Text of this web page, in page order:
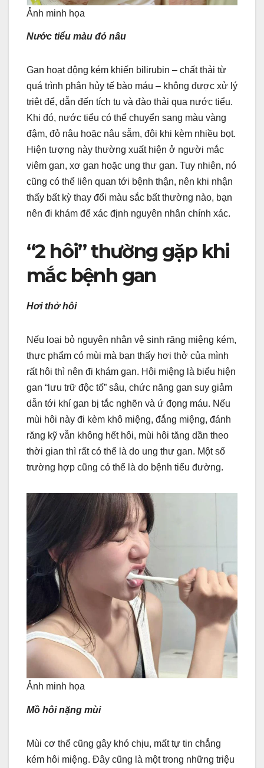
Ảnh minh họa
Nước tiểu màu đỏ nâu
Gan hoạt động kém khiến bilirubin – chất thải từ
quá trình phân hủy tế bào máu – không được xử lý
triệt để, dẫn đến tích tụ và đào thải qua nước tiểu.
Khi đó, nước tiểu có thể chuyển sang màu vàng
đậm, đỏ nâu hoặc nâu sẫm, đôi khi kèm nhiều bọt.
Hiện tượng này thường xuất hiện ở người mắc
viêm gan, xơ gan hoặc ung thư gan. Tuy nhiên, nó
cũng có thể liên quan tới bệnh thận, nên khi nhận
thấy bất kỳ thay đổi màu sắc bất thường nào, bạn
nên đi khám để xác định nguyên nhân chính xác.
“2 hôi” thường gặp khi
mắc bệnh gan
Hơi thở hôi
Nếu loại bỏ nguyên nhân vệ sinh răng miệng kém,
thực phẩm có mùi mà bạn thấy hơi thở của mình
rất hôi thì nên đi khám gan. Hôi miệng là biểu hiện
gan “lưu trữ độc tố” sâu, chức năng gan suy giảm
dẫn tới khí gan bị tắc nghẽn và ứ đọng máu. Nếu
mùi hôi này đi kèm khô miệng, đắng miệng, đánh
răng kỹ vẫn không hết hôi, mùi hôi tăng dần theo
thời gian thì rất có thể là do ung thư gan. Một số
trường hợp cũng có thể là do bệnh tiểu đường.
Ảnh minh họa
Mồ hôi nặng mùi
Mùi cơ thể cũng gây khó chịu, mất tự tin chẳng
kém hôi miệng. Đây cũng là một trong những triệu